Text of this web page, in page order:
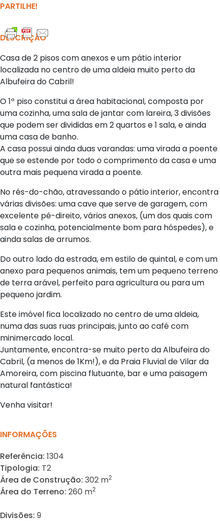
PARTILHE!
DESCRIÇÃO
Casa de 2 pisos com anexos e um pátio interior
localizada no centro de uma aldeia muito perto da
Albufeira do Cabril!
O 1º piso constitui a área habitacional, composta por
uma cozinha, uma sala de jantar com lareira, 3 divisões
que podem ser divididas em 2 quartos e 1 sala, e ainda
uma casa de banho.
A casa possui ainda duas varandas: uma virada a poente
que se estende por todo o comprimento da casa e uma
outra mais pequena virada a poente.
No rés-do-chão, atravessando o pátio interior, encontra
várias divisões: uma cave que serve de garagem, com
excelente pé-direito, vários anexos, (um dos quais com
sala e cozinha, potencialmente bom para hóspedes), e
ainda salas de arrumos.
Do outro lado da estrada, em estilo de quintal, e com um
anexo para pequenos animais, tem um pequeno terreno
de terra arável, perfeito para agricultura ou para um
pequeno jardim.
Este imóvel fica localizado no centro de uma aldeia,
numa das suas ruas principais, junto ao café com
minimercado local.
Juntamente, encontra-se muito perto da Albufeira do
Cabril, (a menos de 1Km!), e da Praia Fluvial de Vilar da
Amoreira, com piscina flutuante, bar e uma paisagem
natural fantástica!
Venha visitar!
INFORMAÇÕES
Referência: 1304
Tipologia: T2
Área de Construção: 302 m2
Área do Terreno: 260 m2
Divisões: 9